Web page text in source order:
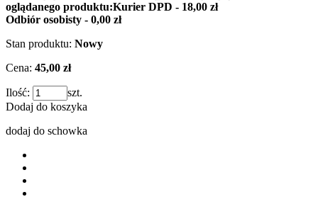
oglądanego produktu:Kurier DPD - 18,00 zł
Odbiór osobisty - 0,00 zł
Stan produktu: Nowy
Cena: 45,00 zł
Ilość:
szt.
Dodaj do koszyka
dodaj do schowka